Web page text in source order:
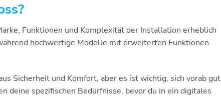
Funktionen und Komplexität der Installation erheblich
hochwertige Modelle mit erweiterten Funktionen
Sicherheit und Komfort, aber es ist wichtig, sich vorab gut
deine spezifischen Bedürfnisse, bevor du in ein digitales